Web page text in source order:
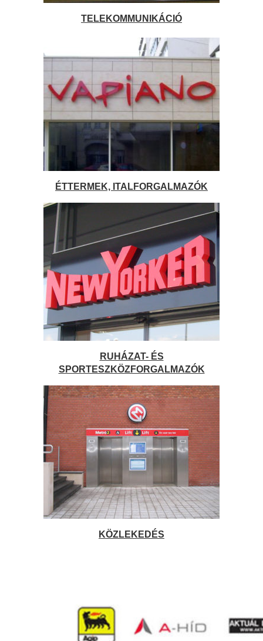
TELEKOMMUNIKÁCIÓ
ÉTTERMEK, ITALFORGALMAZÓK
RUHÁZAT- ÉS
SPORTESZKÖZFORGALMAZÓK
KÖZLEKEDÉS